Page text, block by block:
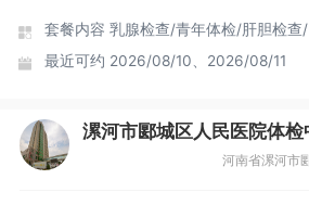
套餐内容 乳腺检查/青年体检/肝胆检查/
最近可约 2026/08/10、2026/08/11